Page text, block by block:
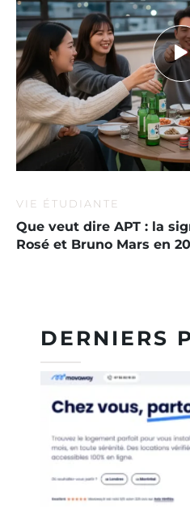
DERNIERS
VIE ÉTUDIANTE
Que veut dire APT : la
Rosé et Bruno Mars en